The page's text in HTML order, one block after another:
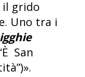
il grido
Uno tra i
San